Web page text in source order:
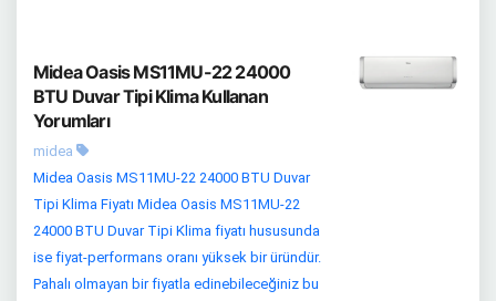
Midea Oasis MS11MU-22 24000
BTU Duvar Tipi Klima Kullanan
Yorumları
midea
Midea Oasis MS11MU-22 24000 BTU Duvar
Tipi Klima Fiyatı Midea Oasis MS11MU-22
24000 BTU Duvar Tipi Klima fiyatı hususunda
ise fiyat-performans oranı yüksek bir üründür.
Pahalı olmayan bir fiyatla edinebileceğiniz bu